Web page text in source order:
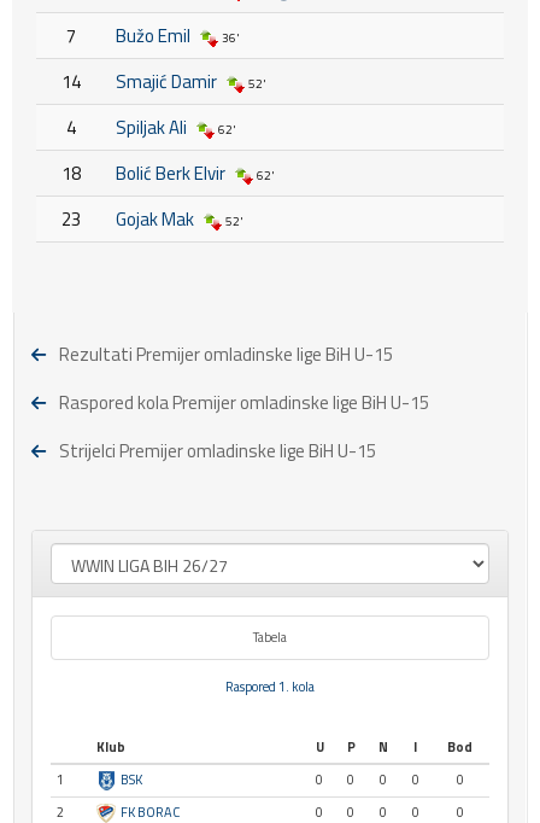
7 Bužo Emil 36'
14 Smajić Damir 52'
4 Spiljak Ali 62'
18 Bolić Berk Elvir 62'
23 Gojak Mak 52'
Rezultati Premijer omladinske lige BiH U-15
Raspored kola Premijer omladinske lige BiH U-15
Strijelci Premijer omladinske lige BiH U-15
Tabela
Raspored 1. kola
Klub U P N I
Bod
1
BSK 0 0 0 0
0
2
FK BORAC 0 0 0 0
0